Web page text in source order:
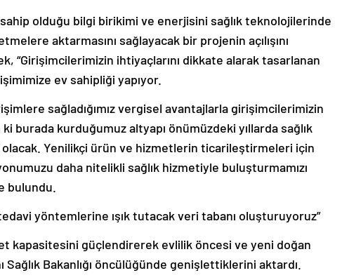
olduğu bilgi birikimi ve enerjisini sağlık teknolojilerinde
aktarmasını sağlayacak bir projenin açılışını
“Girişimcilerimizin ihtiyaçlarını dikkate alarak tasarlanan
ev sahipliği yapıyor.
sağladığımız vergisel avantajlarla girişimcilerimizin
burada kurduğumuz altyapı önümüzdeki yıllarda sağlık
olacak. Yenilikçi ürün ve hizmetlerin ticarileştirmeleri için
daha nitelikli sağlık hizmetiyle buluşturmamızı
bulundu.
yöntemlerine ışık tutacak veri tabanı oluşturuyoruz”
kapasitesini güçlendirerek evlilik öncesi ve yeni doğan
Sağlık Bakanlığı öncülüğünde genişlettiklerini aktardı.